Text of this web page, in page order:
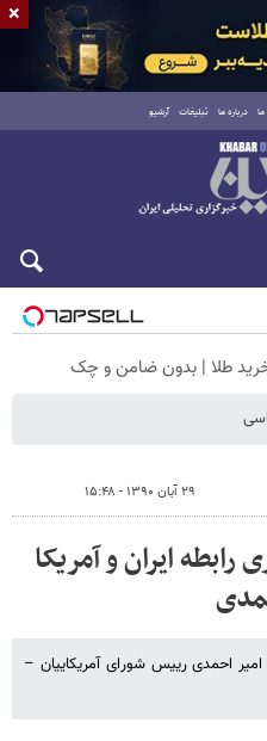
درباره ما تبلیغات آرشیو
۲۹ آبان ۱۳۹۰ - ۱۵:۴۸
رابطه ایران و آمریکا
احمدی رییس شورای آمریکاییان –
×